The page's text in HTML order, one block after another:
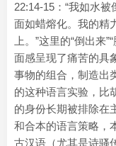
22:14-15：“我如水
面如蜡熔化。我的精
上。”这里的“倒出来
面感呈现了痛苦的具
事物的组合，制造出
的这种语言实验，比
的身份长期被排除在
和合本的语言策略，
古汉语（尤其是诗骚